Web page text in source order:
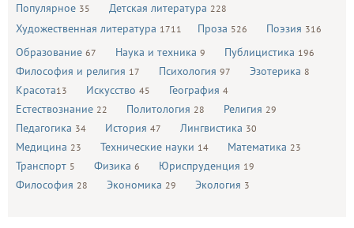
Популярное 35 Детская литература 228
Художественная литература 1711 Проза 526 Поэзия 316
Образование 67 Наука и техника 9 Публицистика 196
Философия и религия 17 Психология 97 Эзотерика 8
Красота13 Искусство 45 География 4
Естествознание 22 Политология 28 Религия 29
Педагогика 34 История 47 Лингвистика 30
Медицина 23 Технические науки 14 Математика 23
Транспорт 5 Физика 6 Юриспруденция 19
Философия 28 Экономика 29 Экология 3